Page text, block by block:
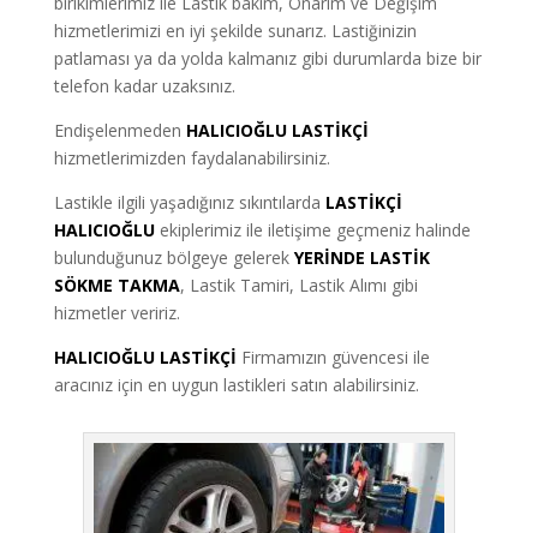
hizmetlerimizi en iyi şekilde sunarız. Lastiğinizin
patlaması ya da yolda kalmanız gibi durumlarda bize bir
telefon kadar uzaksınız.
Endişelenmeden HALICIOĞLU LASTİKÇİ
hizmetlerimizden faydalanabilirsiniz.
Lastikle ilgili yaşadığınız sıkıntılarda LASTİKÇİ
HALICIOĞLUekiplerimiz ile iletişime geçmeniz halinde
bulunduğunuz bölgeye gelerek YERİNDE LASTİK
SÖKME TAKMA, Lastik Tamiri, Lastik Alımı gibi
hizmetler veririz.
HALICIOĞLU LASTİKÇİ Firmamızın güvencesi ile
aracınız için en uygun lastikleri satın alabilirsiniz.